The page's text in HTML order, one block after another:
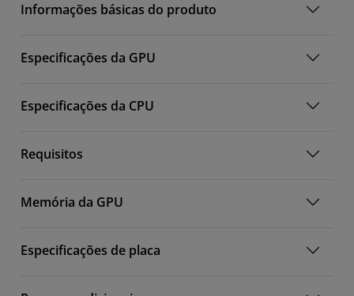
Informações básicas do produto
Especificações da GPU
Especificações da CPU
Requisitos
Memória da GPU
Especificações de placa